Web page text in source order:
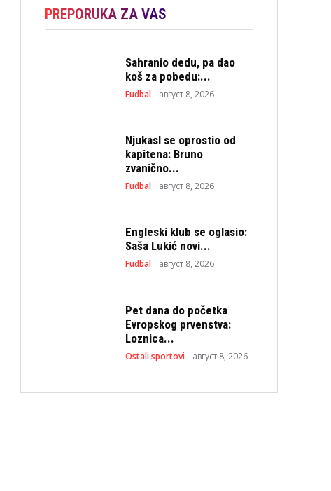
PREPORUKA ZA VAS
Sahranio dedu, pa dao
koš za pobedu:...
Fudbal август 8, 2026
Njukasl se oprostio od
kapitena: Bruno
zvanično...
Fudbal август 8, 2026
Engleski klub se oglasio:
Saša Lukić novi...
Fudbal август 8, 2026
Pet dana do početka
Evropskog prvenstva:
Loznica...
Ostali sportovi август 8, 2026